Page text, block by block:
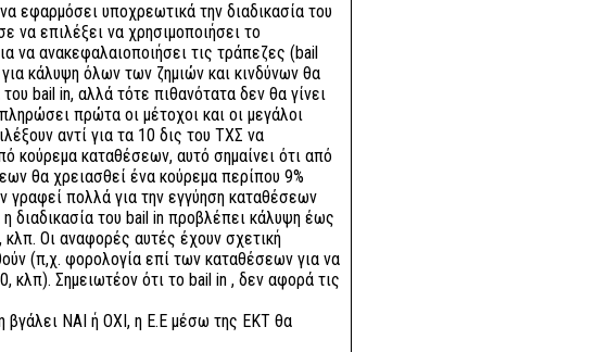
εφαρμόσει υποχρεωτικά την διαδικασία του
να επιλέξει να χρησιμοποιήσει το
να ανακεφαλαιοποιήσει τις τράπεζες (bail
κάλυψη όλων των ζημιών και κινδύνων θα
bail in, αλλά τότε πιθανότατα δεν θα γίνει
πρώτα οι μέτοχοι και οι μεγάλοι
αντί για τα 10 δις του ΤΧΣ να
κούρεμα καταθέσεων, αυτό σημαίνει ότι από
θα χρειασθεί ένα κούρεμα περίπου 9%
γραφεί πολλά για την εγγύηση καταθέσεων
διαδικασία του bail in προβλέπει κάλυψη έως
κλπ. Οι αναφορές αυτές έχουν σχετική
(π,χ. φορολογία επί των καταθέσεων για να
κλπ). Σημειωτέον ότι το bail in , δεν αφορά τις
βγάλει ΝΑΙ ή ΟΧΙ, η Ε.Ε μέσω της ΕΚΤ θα